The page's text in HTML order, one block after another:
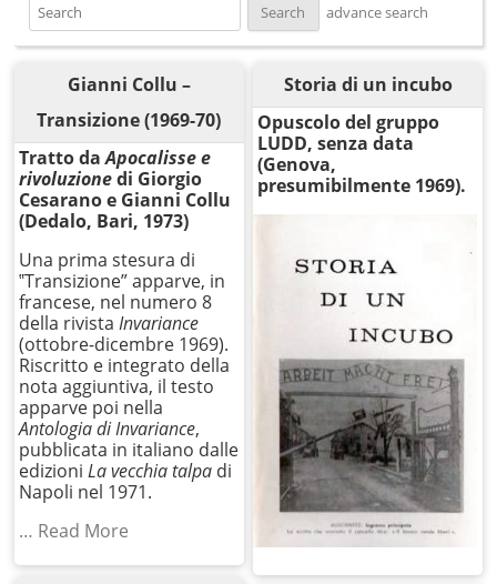
advance search
Gianni Collu –
Transizione (1969-70)
TrattodaApocalisse e
rivoluzionedi Giorgio
Cesarano e Gianni Collu
(Dedalo, Bari, 1973)
Una prima stesura di
‟Transizione” apparve, in
francese, nel numero 8
della rivistaInvariance
(ottobre-dicembre 1969).
Riscritto e integrato della
nota aggiuntiva, il testo
apparve poi nella
Antologia di Invariance,
pubblicata in italiano dalle
edizioniLa vecchia talpa di
Napoli nel 1971.
… Read More
Storia di un incubo
Opuscolo del gruppo
LUDD, senza data
(Genova,
presumibilmente 1969).